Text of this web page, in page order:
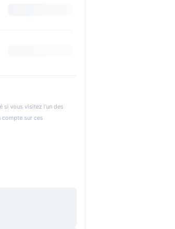
si vous visitez l'un des
sur ces